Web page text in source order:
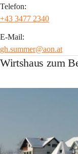
Telefon:
+43 3477 2340
E-Mail:
gh.summer@aon.at
Wirtshaus zum